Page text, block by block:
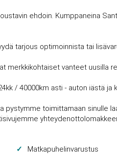
ehdoin. Kumppaneina
tarjous optimoinnista tai
merkkikohtaiset vanteet uusilla
/ 40000km asti - auton iästä ja
toimittamaan sinulle
Matkapuhelinvarustus